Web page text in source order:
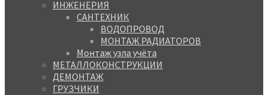
ИНЖЕНЕРИЯ
САНТЕХНИК
ВОДОПРОВОД
МОНТАЖ РАДИАТОРОВ
Монтаж узла учёта
МЕТАЛЛОКОНСТРУКЦИИ
ДЕМОНТАЖ
ГРУЗЧИКИ